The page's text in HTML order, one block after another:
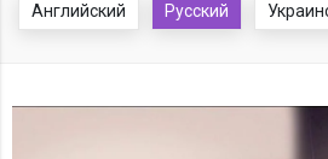
Английский Русский